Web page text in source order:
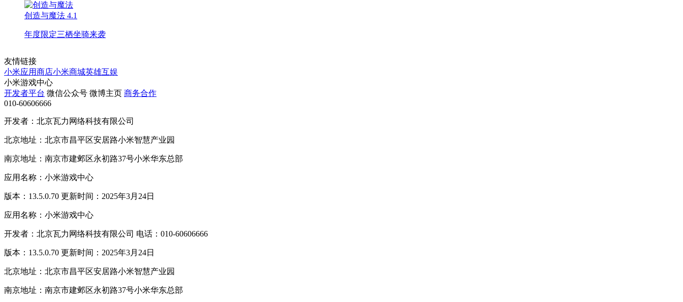
创造与魔法 4.1
年度限定三栖坐骑来袭
友情链接
小米应用商店小米商城英雄互娱
小米游戏中心
开发者平台 微信公众号 微博主页 商务合作
010-60606666
开发者：北京瓦力网络科技有限公司
北京地址：北京市昌平区安居路小米智慧产业园
南京地址：南京市建邺区永初路37号小米华东总部
应用名称：小米游戏中心
版本：13.5.0.70 更新时间：2025年3月24日
应用名称：小米游戏中心
开发者：北京瓦力网络科技有限公司 电话：010-60606666
版本：13.5.0.70 更新时间：2025年3月24日
北京地址：北京市昌平区安居路小米智慧产业园
南京地址：南京市建邺区永初路37号小米华东总部